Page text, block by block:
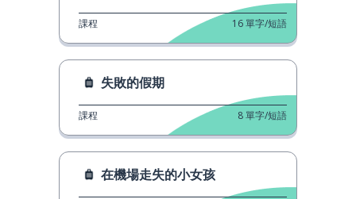
課程 16單字/短語
失敗的假期
課程 8單字/短語
在機場走失的小女孩